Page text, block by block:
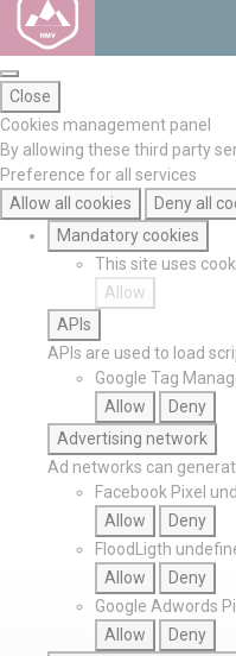
Close
Cookies management panel
By allowing these third party
Preference for all services
Allow all cookies
Deny all
Mandatory cookies
This site uses
Allow
APIs
APIs are used to load
Google Tag
Allow
Deny
Advertising network
Ad networks can
Facebook Pixel
Allow
Deny
FloodLigth
Allow
Deny
Google Adwords
Allow
Deny